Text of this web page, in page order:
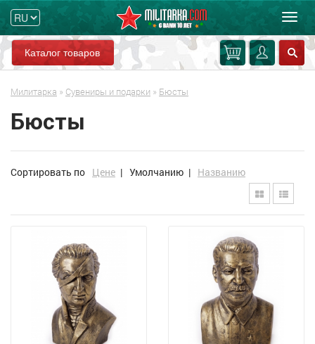
Каталог товаров
Милитарка » Сувениры и подарки » Бюсты
Бюсты
Сортировать по Цене | Умолчанию | Названию